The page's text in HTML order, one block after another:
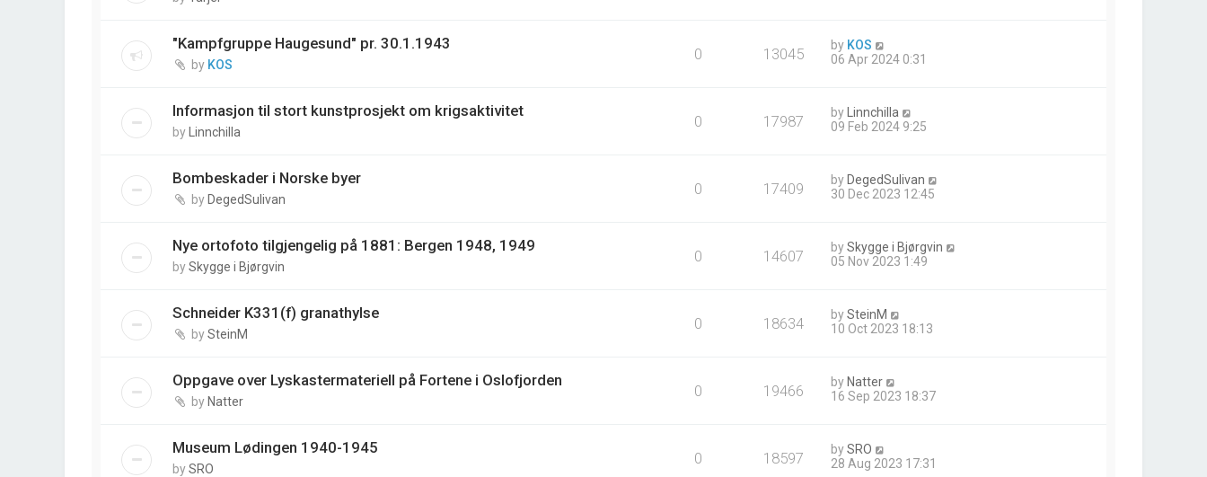
"Kampfgruppe Haugesund" pr. 30.1.1943
by KOS
0 13045 by KOS
06 Apr 2024 0:31
Informasjon til stort kunstprosjekt om krigsaktivitet
by Linnchilla
0 17987 by
Linnchilla
09 Feb 2024 9:25
Bombeskader i Norske byer
by DegedSulivan
0 17409 by DegedSulivan
30 Dec 2023 12:45
Nye ortofoto tilgjengelig på 1881: Bergen 1948, 1949
bySkygge i Bjørgvin
0 14607 bySkygge i Bjørgvin
05 Nov 2023 1:49
Schneider K331(f) granathylse
bySteinM
0 18634 bySteinM
10 Oct 2023 18:13
Oppgave over Lyskastermateriell på Fortene i Oslofjorden
by Natter
0 19466 by Natter
16 Sep 2023 18:37
Museum Lødingen 1940-1945
bySRO
0 18597 bySRO
28 Aug 2023 17:31